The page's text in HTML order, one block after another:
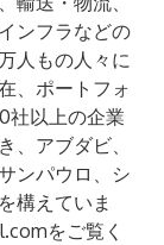
ンフラなどの
人もの人々に
、ポートフォ
社以上の企業
、アブダビ、
ンパウロ、シ
構えていま
をご覧く